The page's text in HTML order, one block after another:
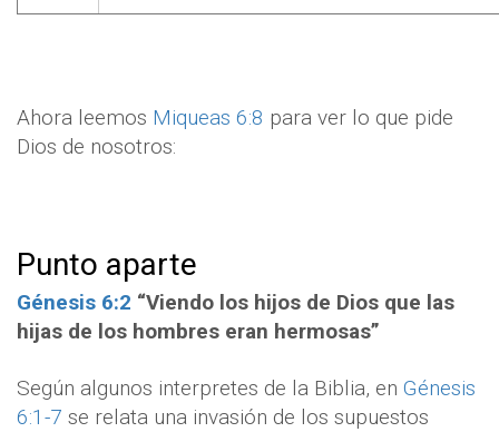
Ahora leemos Miqueas 6:8 para ver lo que pide
Dios de nosotros:
Punto aparte
Génesis 6:2 “Viendo los hijos de Dios que las
hijas de los hombres eran hermosas”
Según algunos interpretes de la Biblia, en Génesis
6:1-7 se relata una invasión de los supuestos